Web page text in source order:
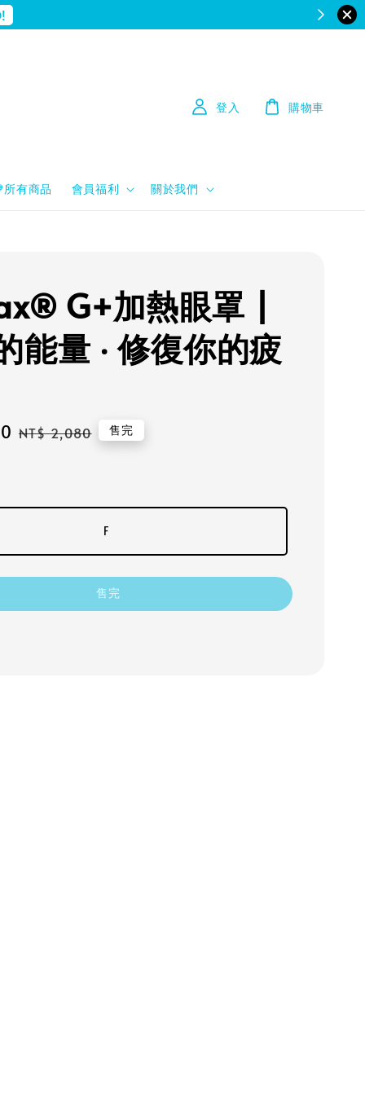
所有商品 會員福利 關於我們
登入 購物車
G+加熱眼罩 |
能量 ‧ 修復你的疲
Regular
NT$ 2,080 售完
F
售完